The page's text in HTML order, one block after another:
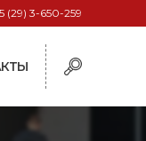
(29) 3-650-259